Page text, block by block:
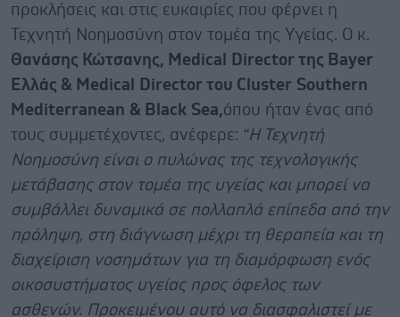
προκλήσεις και στις ευκαιρίες που φέρνει η
Τεχνητή Νοημοσύνη στον τομέα της Υγείας. Ο κ.
Θανάσης Κώτσανης, Medical Director της Bayer
Ελλάς & Medical Director του Cluster Southern
Mediterranean & Black Sea,όπου ήταν ένας από
τους συμμετέχοντες, ανέφερε: “Η Τεχνητή
Νοημοσύνη είναι ο πυλώνας της τεχνολογικής
μετάβασης στον τομέα της υγείας και μπορεί να
συμβάλλει δυναμικά σε πολλαπλά επίπεδα από την
πρόληψη, στη διάγνωση μέχρι τη θεραπεία και τη
διαχείριση νοσημάτων για τη διαμόρφωση ενός
οικοσυστήματος υγείας προς όφελος των
ασθενών. Προκειμένου αυτό να διασφαλιστεί με